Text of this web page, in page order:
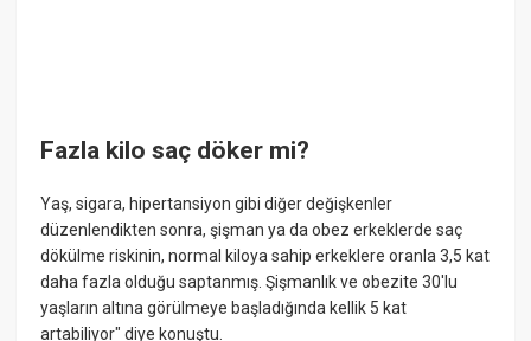
Fazla kilo saç döker mi?
Yaş, sigara, hipertansiyon gibi diğer değişkenler
düzenlendikten sonra, şişman ya da obez erkeklerde saç
dökülme riskinin, normal kiloya sahip erkeklere oranla 3,5 kat
daha fazla olduğu saptanmış. Şişmanlık ve obezite 30'lu
yaşların altına görülmeye başladığında kellik 5 kat
artabiliyor" diye konuştu.